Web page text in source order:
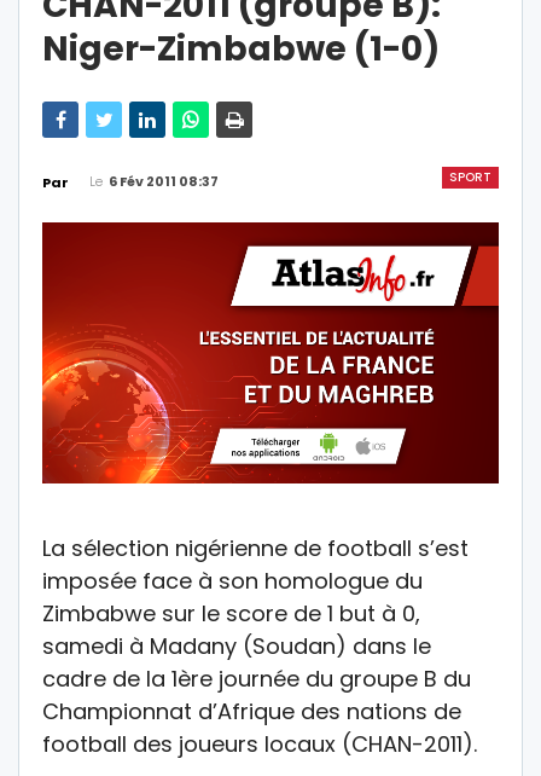
Niger-Zimbabwe (1-0)
SPORT
Par Le 6 Fév 2011 08:37
La sélection nigérienne de football s’est
imposée face à son homologue du
Zimbabwe sur le score de 1 but à 0,
samedi à Madany (Soudan) dans le
cadre de la 1ère journée du groupe B du
Championnat d’Afrique des nations de
football des joueurs locaux (CHAN-2011).